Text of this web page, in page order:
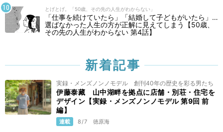
とげとげ。「50歳、その先の人生がわからない」
「仕事を続けていたら」「結婚して子どもがいたら」…
選ばなかった人生の方が正解に見えてしまう【50歳、
その先の人生がわからない 第4話】
新着記事
実録・メンズノンノモデル 創刊40年の歴史を彩る男たち
伊藤泰藏 山中湖畔を拠点に店舗・別荘・住宅を
デザイン【実録・メンズノンノモデル 第9回 前
編】
連載 8/7 徳原海